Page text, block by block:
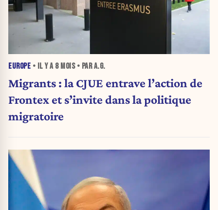
EUROPE • IL Y A 8 MOIS• PAR A.G.
Migrants : la CJUE entrave l’action de
Frontex et s’invite dans la politique
migratoire